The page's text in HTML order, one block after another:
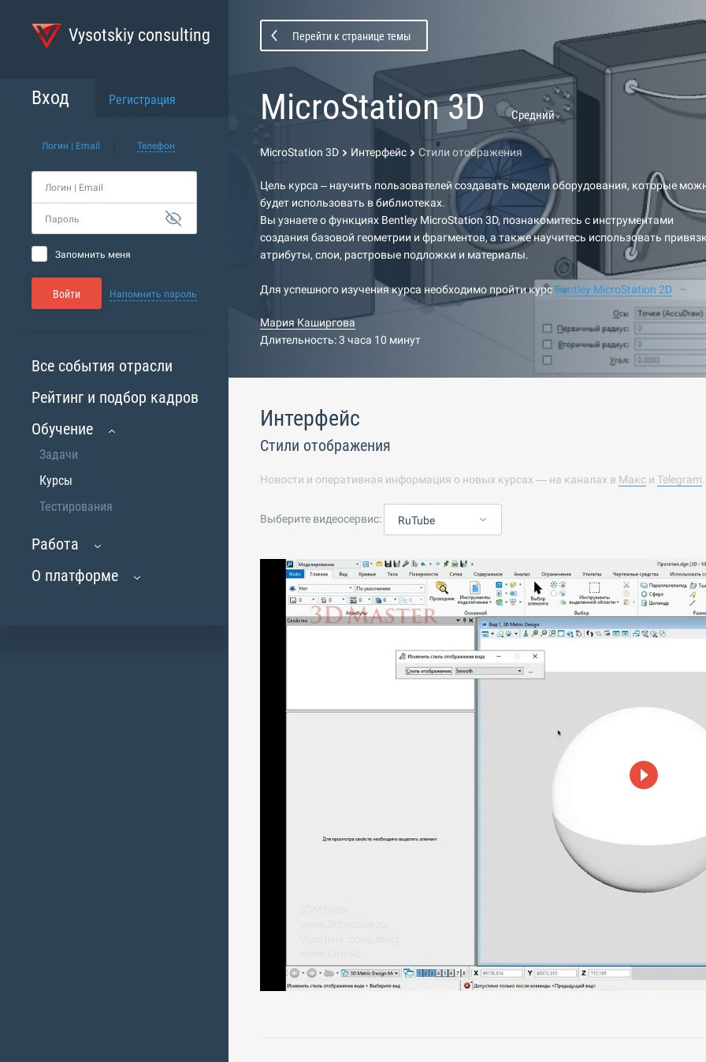
Vysotskiy consulting
Вход Регистрация
Логин | Email Телефон
Логин | Email
Пароль
Запомнить меня
Войти Напомнить пароль
Все события отрасли
Рейтинг и подбор кадров
Обучение
Задачи
Курсы
Тестирования
Работа
О платформе
Перейти к странице темы
MicroStation 3D Средний
MicroStation 3D Интерфейс Стили отображения
Цель курса – научить пользователей создавать модели оборудования, которые
будет использовать в библиотеках.
Вы узнаете о функциях Bentley MicroStation 3D, познакомитесь с инструментами
создания базовой геометрии и фрагментов, а также научитесь использовать
атрибуты, слои, растровые подложки и материалы.
Для успешного изучения курса необходимо пройти курсBentley MicroStation 2D
Мария Каширгова
Длительность: 3 часа 10 минут
Интерфейс
Стили отображения
Новости и оперативная информация о новых курсах — на каналах в Макс и Telegram
Выберите видеосервис: RuTube